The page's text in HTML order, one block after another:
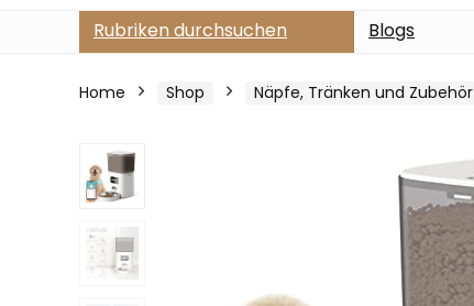
Rubriken durchsuchen Blogs
Home Shop Näpfe, Tränken und Zubehör